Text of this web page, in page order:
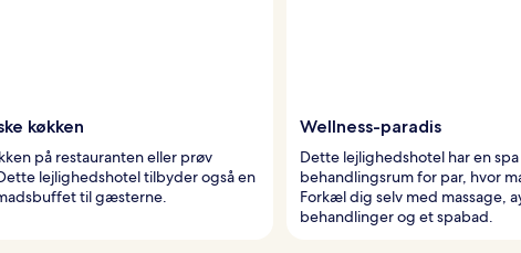
køkken
på restauranten eller prøv
lejlighedshotel tilbyder også en
til gæsterne.
Wellness-paradis
Dette lejlighedshotel har en
behandlingsrum for par, hvor
Forkæl dig selv med massage,
behandlinger og et spabad.